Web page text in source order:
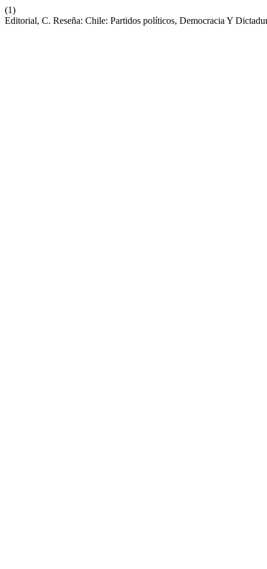
(1)
Editorial, C. Reseña: Chile: Partidos políticos, Democracia Y